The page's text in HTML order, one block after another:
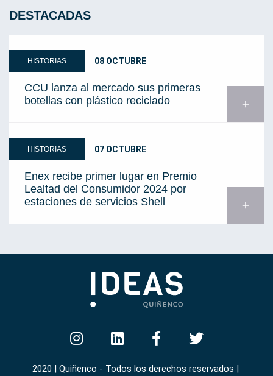
DESTACADAS
HISTORIAS 08 OCTUBRE
CCU lanza al mercado sus primeras
botellas con plástico reciclado
add
HISTORIAS 07 OCTUBRE
Enex recibe primer lugar en Premio
Lealtad del Consumidor 2024 por
estaciones de servicios Shell
add
2020 | Quiñenco - Todos los derechos reservados |